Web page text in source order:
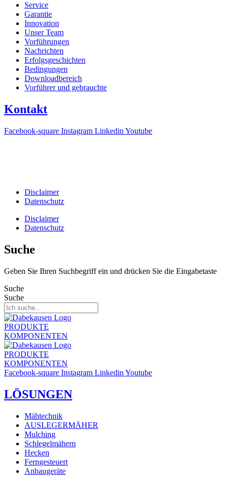
Service
Garantie
Innovation
Unser Team
Vorführungen
Nachrichten
Erfolgsgeschichten
Bedingungen
Downloadbereich
Vorführer und gebrauchte
Kontakt
Facebook-square Instagram Linkedin Youtube
Disclaimer
Datenschutz
Disclaimer
Datenschutz
Suche
Geben Sie Ihren Suchbegriff ein und drücken Sie die Eingabetaste
Suche
Suche
PRODUKTE
KOMPONENTEN
PRODUKTE
KOMPONENTEN
Facebook-square Instagram Linkedin Youtube
LÖSUNGEN
Mähtechnik
AUSLEGERMÄHER
Mulching
Schlegelmähern
Hecken
Ferngesteuert
Anbaugeräte